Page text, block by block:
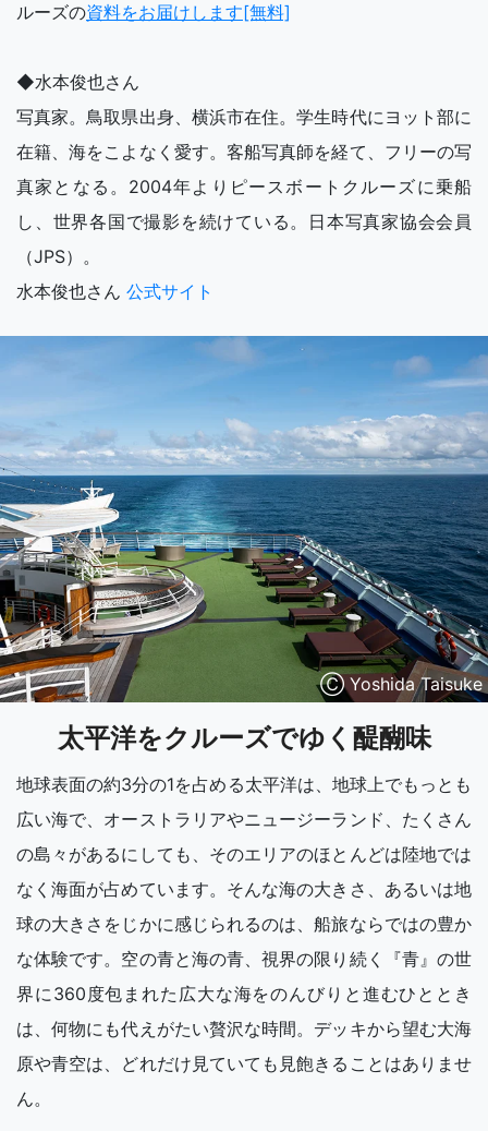
ルーズの資料をお届けします[無料]
◆水本俊也さん
写真家。鳥取県出身、横浜市在住。学生時代にヨット部に
在籍、海をこよなく愛す。客船写真師を経て、フリーの写
真家となる。2004年よりピースボートクルーズに乗船
し、世界各国で撮影を続けている。日本写真家協会会員
（JPS）。
水本俊也さん 公式サイト
Ⓒ Yoshida Taisuke
太平洋をクルーズでゆく醍醐味
地球表面の約3分の1を占める太平洋は、地球上でもっとも
広い海で、オーストラリアやニュージーランド、たくさん
の島々があるにしても、そのエリアのほとんどは陸地では
なく海面が占めています。そんな海の大きさ、あるいは地
球の大きさをじかに感じられるのは、船旅ならではの豊か
な体験です。空の青と海の青、視界の限り続く『青』の世
界に360度包まれた広大な海をのんびりと進むひととき
は、何物にも代えがたい贅沢な時間。デッキから望む大海
原や青空は、どれだけ見ていても見飽きることはありませ
ん。